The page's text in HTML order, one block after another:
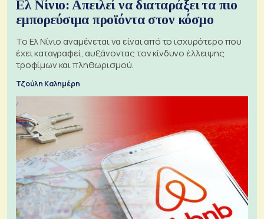
Ελ Νίνιο: Απειλεί να διαταράξει τα πιο
εμπορεύσιμα προϊόντα στον κόσμο
Το Ελ Νίνιο αναμένεται να είναι από το ισχυρότερο που
έχει καταγραφεί, αυξάνοντας τον κίνδυνο έλλειψης
τροφίμων και πληθωρισμού.
Τζούλη Καλημέρη